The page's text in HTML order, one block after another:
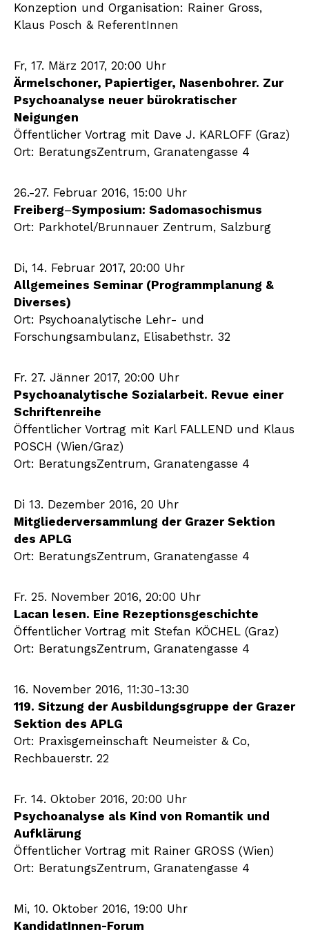
Konzeption und Organisation: Rainer Gross,
Klaus Posch & ReferentInnen
Fr, 17. März 2017, 20:00 Uhr
Ärmelschoner, Papiertiger, Nasenbohrer. Zur
Psychoanalyse neuer bürokratischer
Neigungen
Öffentlicher Vortrag mit Dave J. KARLOFF (Graz)
Ort: BeratungsZentrum, Granatengasse 4
26.-27. Februar 2016, 15:00 Uhr
Freiberg–Symposium: Sadomasochismus
Ort: Parkhotel/Brunnauer Zentrum, Salzburg
Di, 14. Februar 2017, 20:00 Uhr
Allgemeines Seminar (Programmplanung &
Diverses)
Ort: Psychoanalytische Lehr- und
Forschungsambulanz, Elisabethstr. 32
Fr. 27. Jänner 2017, 20:00 Uhr
Psychoanalytische Sozialarbeit. Revue einer
Schriftenreihe
Öffentlicher Vortrag mit Karl FALLEND und Klaus
POSCH (Wien/Graz)
Ort: BeratungsZentrum, Granatengasse 4
Di 13. Dezember 2016, 20 Uhr
Mitgliederversammlung der Grazer Sektion
des APLG
Ort: BeratungsZentrum, Granatengasse 4
Fr. 25. November 2016, 20:00 Uhr
Lacan lesen. Eine Rezeptionsgeschichte
Öffentlicher Vortrag mit Stefan KÖCHEL (Graz)
Ort: BeratungsZentrum, Granatengasse 4
16. November 2016, 11:30-13:30
119. Sitzung der Ausbildungsgruppe der Grazer
Sektion des APLG
Ort: Praxisgemeinschaft Neumeister & Co,
Rechbauerstr. 22
Fr. 14. Oktober 2016, 20:00 Uhr
Psychoanalyse als Kind von Romantik und
Aufklärung
Öffentlicher Vortrag mit Rainer GROSS (Wien)
Ort: BeratungsZentrum, Granatengasse 4
Mi, 10. Oktober 2016, 19:00 Uhr
KandidatInnen-Forum